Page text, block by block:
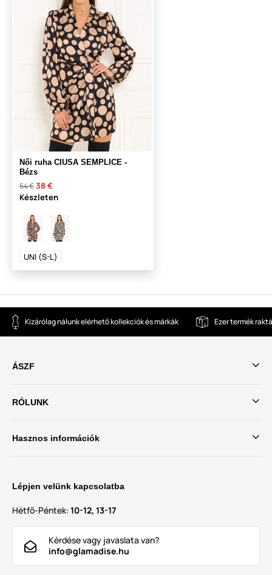
Női ruha CIUSA SEMPLICE -
Bézs
54 €38 €
Készleten
UNI (S-L)
Kizárólag nálunk elérhető kollekciók és márkák Ezer termék
ÁSZF
RÓLUNK
Hasznos információk
Lépjen velünk kapcsolatba
Hétfő-Péntek: 10-12, 13-17
Kérdése vagy javaslata van?
info@glamadise.hu